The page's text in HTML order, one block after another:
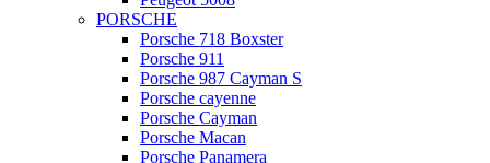
PORSCHE
Porsche 718 Boxster
Porsche 911
Porsche 987 Cayman S
Porsche cayenne
Porsche Cayman
Porsche Macan
Porsche Panamera